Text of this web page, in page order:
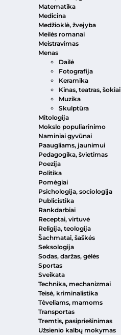
Matematika
Medicina
Medžioklė, žvejyba
Meilės romanai
Meistravimas
Menas
Dailė
Fotografija
Keramika
Kinas, teatras, šokiai
Muzika
Skulptūra
Mitologija
Mokslo populiarinimo
Naminiai gyvūnai
Paaugliams, jaunimui
Pedagogika, švietimas
Poezija
Politika
Pomėgiai
Psichologija, sociologija
Publicistika
Rankdarbiai
Receptai, virtuvė
Religija, teologija
Šachmatai, šaškės
Seksologija
Sodas, daržas, gėlės
Sportas
Sveikata
Technika, mechanizmai
Teisė, kriminalistika
Tėveliams, mamoms
Transportas
Tremtis, pasipriešinimas
Užsienio kalbų mokymas